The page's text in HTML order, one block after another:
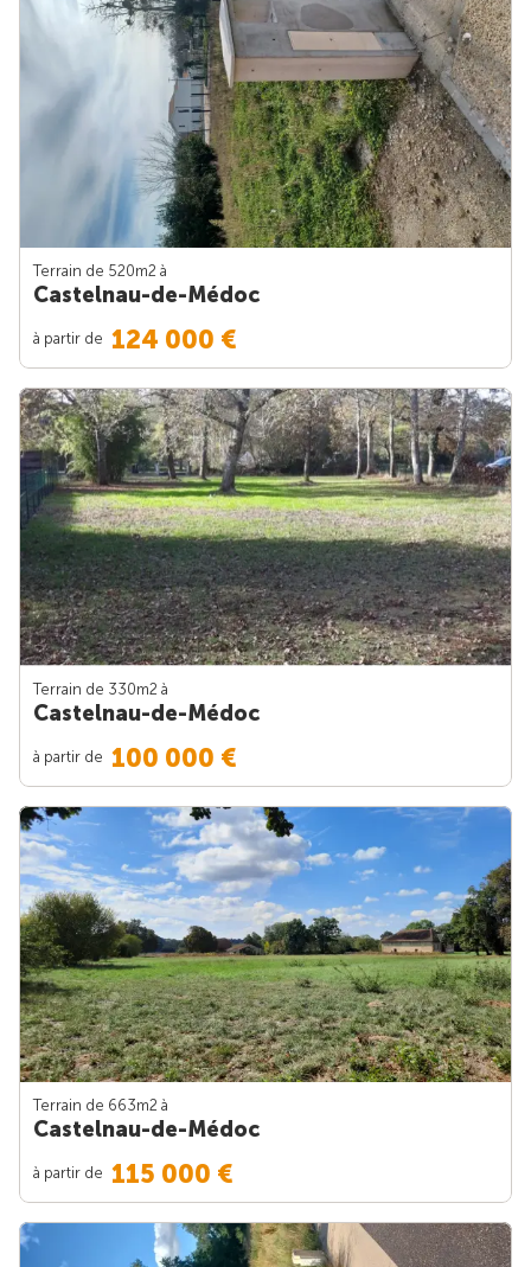
Terrain de 520m2 à
Castelnau-de-Médoc
à partir de 124 000 €
Terrain de 330m2 à
Castelnau-de-Médoc
à partir de 100 000 €
Terrain de 663m2 à
Castelnau-de-Médoc
à partir de 115 000 €